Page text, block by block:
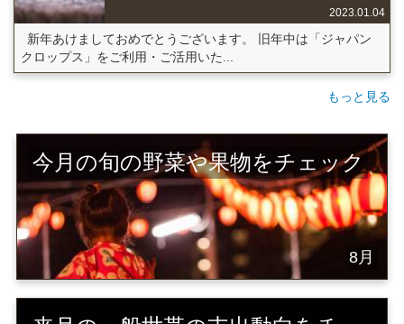
2023.01.04
新年あけましておめでとうございます。 旧年中は「ジャパン
クロップス」をご利用・ご活用いた...
もっと見る
今月の旬の野菜や果物をチェック
8月